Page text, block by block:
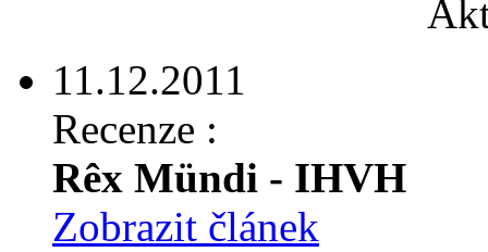
11.12.2011
Recenze :
Rêx Mündi - IHVH
Zobrazit článek